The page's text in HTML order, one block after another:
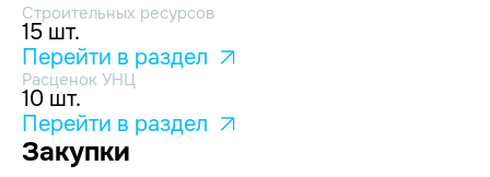
Строительных ресурсов
15 шт.
Перейти в раздел
Расценок УНЦ
10 шт.
Перейти в раздел
Закупки